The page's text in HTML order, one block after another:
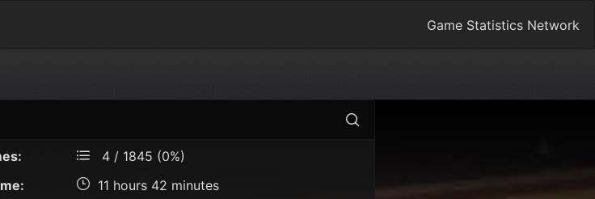
Game Statistics Network
4 / 1845 (0%)
11 hours 42 minutes